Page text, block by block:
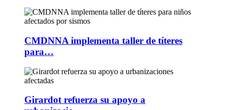
CMDNNA implementa taller de títeres
para…
Girardot refuerza su apoyo a